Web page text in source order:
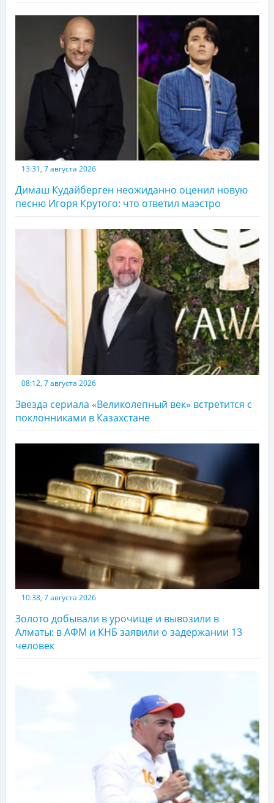
13:31, 7 августа 2026
Димаш Кудайберген неожиданно оценил новую
песню Игоря Крутого: что ответил маэстро
08:12, 7 августа 2026
Звезда сериала «Великолепный век» встретится с
поклонниками в Казахстане
10:38, 7 августа 2026
Золото добывали в урочище и вывозили в
Алматы: в АФМ и КНБ заявили о задержании 13
человек